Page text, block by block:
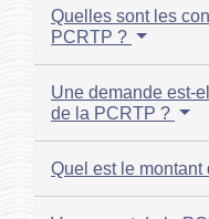
Quelles sont les
PCRTP ?
Une demande est-
de la PCRTP ?
Quel est le